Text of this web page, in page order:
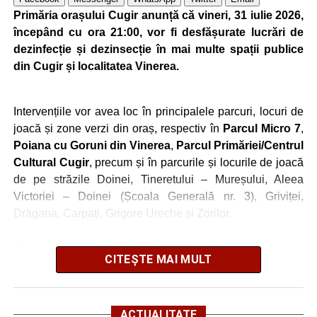
precum pavajul din piatră de râu și o fântână.
Clădirile au nevoie de lucrări
ample de consolidare
identificat degradări importante ale construcțiilor. Printre
acestea se numără infiltrații de apă, umiditate, degradarea
elementelor din lemn și a acoperișurilor, dar și prăbușirea
parțială a șurii.
De asemenea, instalațiile existente sunt depășite din
punct de vedere tehnic, fiind necesară refacerea
modernizarea sistemelor de evacuare a apelor pluviale.
stabilite în cadrul proiectului.
Primăria orașului Cugir anunță că vineri, 31 iulie 2026,
începând cu ora 21:00, vor fi desfășurate lucrări de
dezinfecție și dezinsecție în mai multe spații publice
din Cugir și localitatea Vinerea.
Intervențiile vor avea loc în principalele parcuri, locuri de
joacă și zone verzi din oraș, respectiv în Parcul Micro 7,
Poiana cu Goruni din Vinerea, Parcul Primăriei/Centrul
Cultural Cugir, precum și în parcurile și locurile de joacă
de pe străzile Doinei, Tineretului – Mureșului, Aleea
Victoriei – Doinei (Școala Generală nr. 3), Griviței,
Drăgana, Carpați, Grigore Ureche și Zorilor.
Totodată, lucrări de dezinfecție vor fi efectuate și la
toaletele publice de pe strada Mureșului nr. 2C
Autoritățile precizează că zonele în care se vor desfășura
CITEȘTE MAI MULT